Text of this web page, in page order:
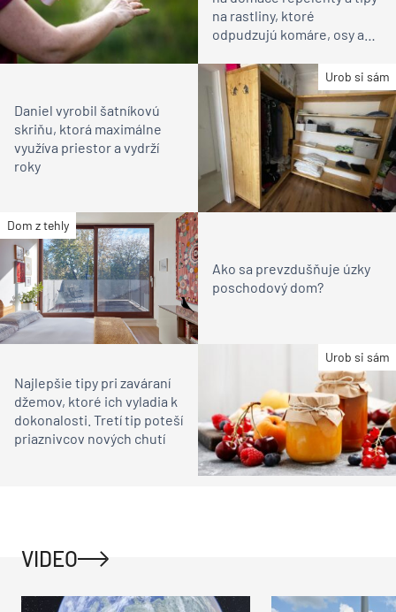
na rastliny, ktoré
odpudzujú komáre, osy a
Urob si sám
Daniel vyrobil šatníkovú
skriňu, ktorá maximálne
využíva priestor a vydrží
roky
Dom z tehly
Ako sa prevzdušňuje úzky
poschodový dom?
Urob si sám
Najlepšie tipy pri zaváraní
džemov, ktoré ich vyladia k
dokonalosti. Tretí tip poteší
priaznivcov nových chutí
VIDEO